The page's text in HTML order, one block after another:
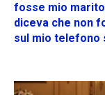
fosse mio
diceva che non
sul mio telefono